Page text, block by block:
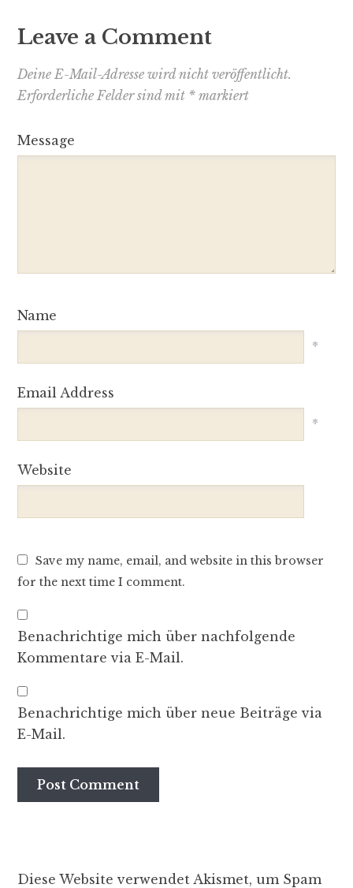
Leave a Comment
Deine E-Mail-Adresse wird nicht veröffentlicht.
Erforderliche Felder sind mit *markiert
Message
Name
*
Email Address
*
Website
Save my name, email, and website in this browser
for the next time I comment.
Benachrichtige mich über nachfolgende
Kommentare via E-Mail.
Benachrichtige mich über neue Beiträge via
E-Mail.
Diese Website verwendet Akismet, um Spam